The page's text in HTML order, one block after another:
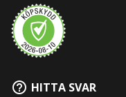
HITTA SVAR